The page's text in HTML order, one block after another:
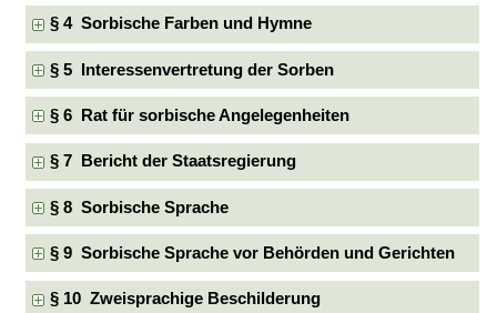
§ 4 Sorbische Farben und Hymne
§ 5 Interessenvertretung der Sorben
§ 6 Rat für sorbische Angelegenheiten
§ 7 Bericht der Staatsregierung
§ 8 Sorbische Sprache
§ 9 Sorbische Sprache vor Behörden und Gerichten
§ 10 Zweisprachige Beschilderung